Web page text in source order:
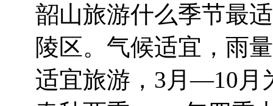
韶山旅游什么季节最
陵区。气候适宜，雨
适宜旅游，3月—10月